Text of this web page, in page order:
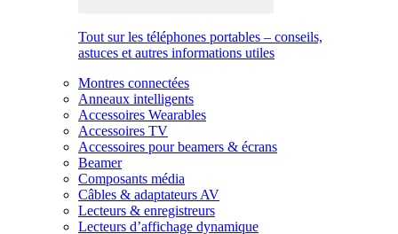
Tout sur les téléphones portables – conseils,
astuces et autres informations utiles
Montres connectées
Anneaux intelligents
Accessoires Wearables
Accessoires TV
Accessoires pour beamers & écrans
Beamer
Composants média
Câbles & adaptateurs AV
Lecteurs & enregistreurs
Lecteurs d’affichage dynamique